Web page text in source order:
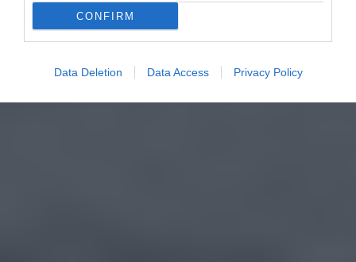
CONFIRM
Data Deletion Data Access Privacy Policy